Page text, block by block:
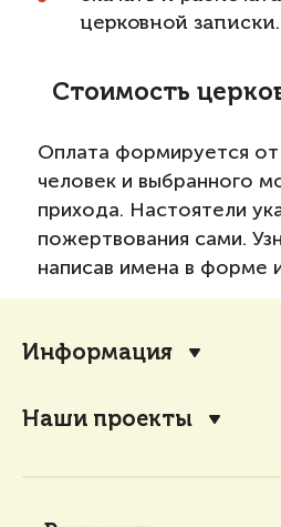
церковной записки.
Стоимость
Оплата формируется от
человек и выбранного
прихода. Настоятели
пожертвования сами.
написав имена в форме
Информация
Наши проекты